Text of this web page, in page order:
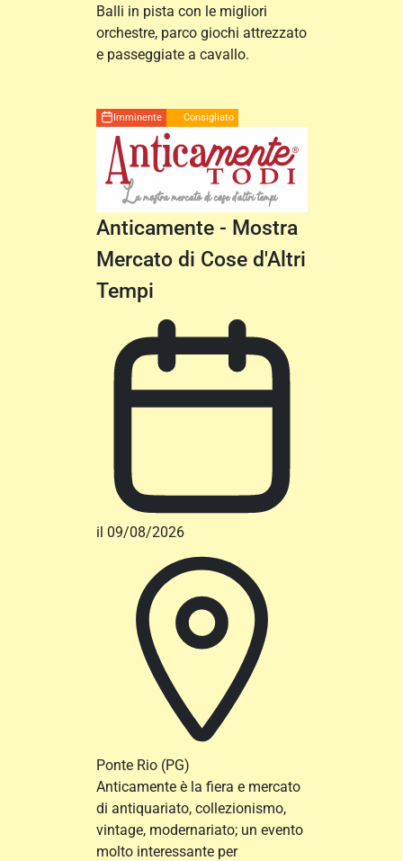
Balli in pista con le migliori
orchestre, parco giochi attrezzato
e passeggiate a cavallo.
Imminente Consigliato
Anticamente - Mostra
Mercato di Cose d'Altri
Tempi
il 09/08/2026
Ponte Rio (PG)
Anticamente è la fiera e mercato
di antiquariato, collezionismo,
vintage, modernariato; un evento
molto interessante per